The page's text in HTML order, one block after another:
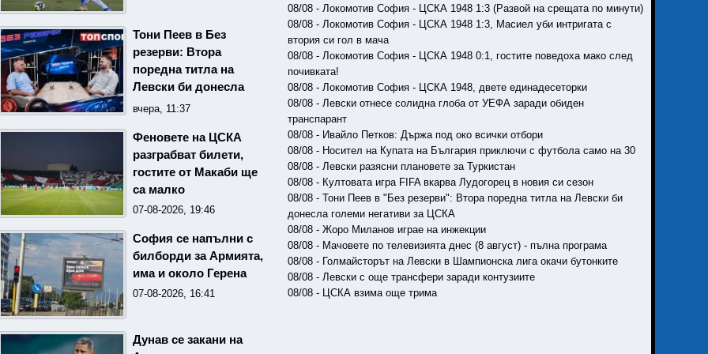
08/08 - Локомотив София - ЦСКА 1948 1:3 (Развой на срещата по минути)
08/08 - Локомотив София - ЦСКА 1948 1:3, Масиел уби интригата с
втория си гол в мача
08/08 - Локомотив София - ЦСКА 1948 0:1, гостите поведоха мако след
почивката!
08/08 - Локомотив София - ЦСКА 1948, двете единадесеторки
08/08 - Левски отнесе солидна глоба от УЕФА заради обиден
транспарант
08/08 - Ивайло Петков: Държа под око всички отбори
08/08 - Носител на Купата на България приключи с футбола само на 30
08/08 - Левски разясни плановете за Туркистан
08/08 - Култовата игра FIFA вкарва Лудогорец в новия си сезон
08/08 - Тони Пеев в "Без резерви": Втора поредна титла на Левски би
донесла големи негативи за ЦСКА
08/08 - Жоро Миланов играе на инжекции
08/08 - Мачовете по телевизията днес (8 август) - пълна програма
08/08 - Голмайсторът на Левски в Шампионска лига окачи бутонките
08/08 - Левски с още трансфери заради контузиите
08/08 - ЦСКА взима още трима
Тони Пеев в Без
резерви: Втора
поредна титла на
Левски би донесла
големи негативи за
вчера, 11:37
Феновете на ЦСКА
разграбват билети,
гостите от Макаби ще
са малко
07-08-2026, 19:46
София се напълни с
билборди за Армията,
има и около Герена
07-08-2026, 16:41
Дунав се закани на